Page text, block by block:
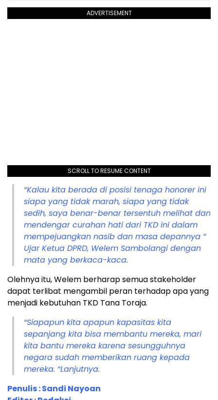
ADVERTISEMENT
SCROLL TO RESUME CONTENT
“Kalau kita berada di posisi tenaga honorer ini
siapa yang tidak marah, siapa yang tidak
sedih, saya benar-benar tersentuh melihat dan
mendengar curahan hati dari TKD ini dalam
mempejuangkan nasib dan masa depannya ”
Ujar Ketua DPRD, Welem Sambolangi dengan
mata yang berkaca-kaca.
Olehnya itu, Welem berharap semua stakeholder
dapat terlibat mengambil peran terhadap apa yang
menjadi kebutuhan TKD Tana Toraja.
“Siapapun kita apapun kapasitas kita
sepanjang kita bisa membantu mereka, mari
kita bantu mereka karena sesungguhnya
negara sudah memberikan ruang kepada
mereka. “Lanjutnya.
Penulis : Sandi Nayoan